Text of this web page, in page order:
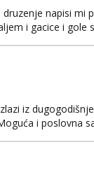
napisi mi
i gacice i gole
iz
i poslovna